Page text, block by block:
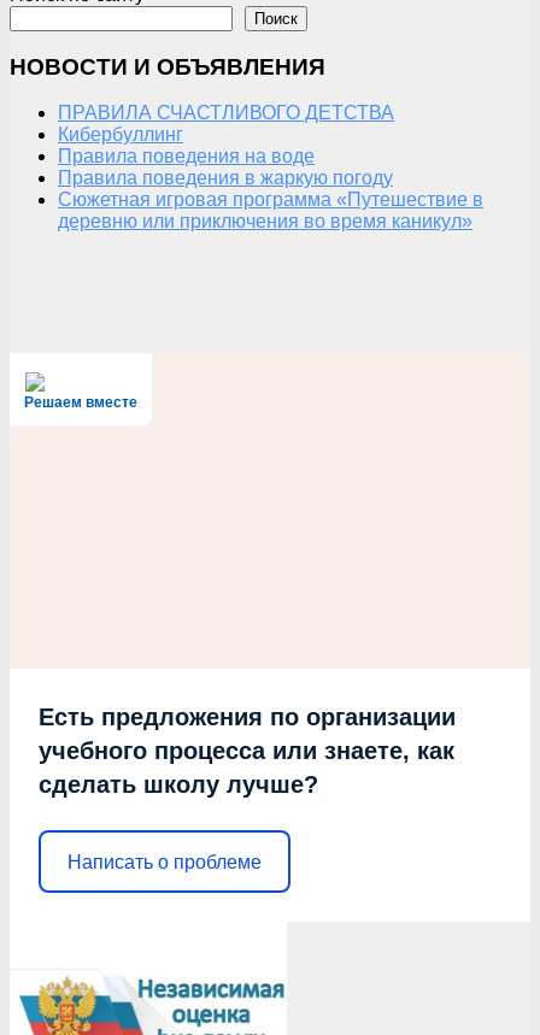
Поиск
НОВОСТИ И ОБЪЯВЛЕНИЯ
ПРАВИЛА СЧАСТЛИВОГО ДЕТСТВА
Кибербуллинг
Правила поведения на воде
Правила поведения в жаркую погоду
Сюжетная игровая программа «Путешествие в
деревню или приключения во время каникул»
Решаем вместе
Есть предложения по организации
учебного процесса или знаете, как
сделать школу лучше?
Написать о проблеме